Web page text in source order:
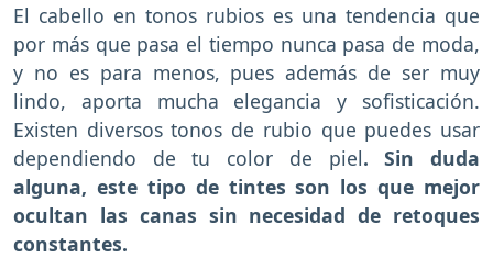
El cabello en tonos rubios es una tendencia que
por más que pasa el tiempo nunca pasa de moda,
y no es para menos, pues además de ser muy
lindo, aporta mucha elegancia y sofisticación.
Existen diversos tonos de rubio que puedes usar
dependiendo de tu color de piel. Sin duda
alguna, este tipo de tintes son los que mejor
ocultan las canas sin necesidad de retoques
constantes.